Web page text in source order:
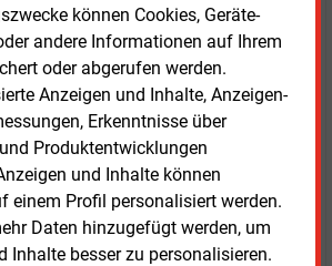
können Cookies, Geräte-
andere Informationen auf Ihrem
oder abgerufen werden.
Anzeigen und Inhalte, Anzeigen-
Erkenntnisse über
Produktentwicklungen
und Inhalte können
einem Profil personalisiert werden.
Daten hinzugefügt werden, um
Inhalte besser zu personalisieren.
kostenlos und
kostenfreier Zugang
aktualisierte Nachrichten mit
Marktdaten
E&M daily
der Zeitung E&M
Verlängerung